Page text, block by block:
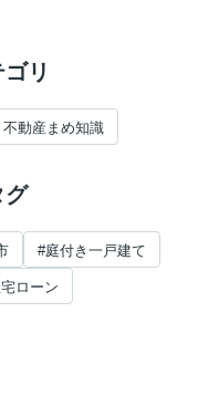
リ
不動産まめ知識
グ
#庭付き一戸建て
ローン